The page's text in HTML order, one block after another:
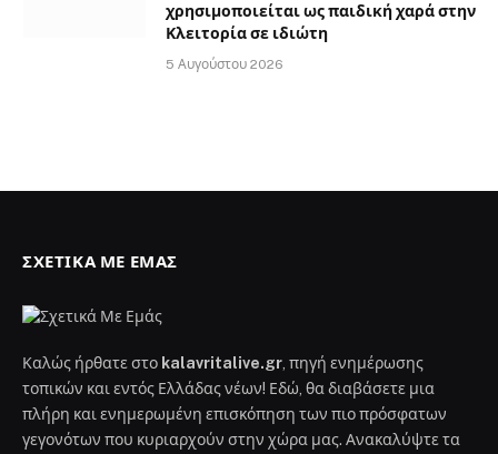
χρησιμοποιείται ως παιδική χαρά στην
Κλειτορία σε ιδιώτη
5 Αυγούστου 2026
ΣΧΕΤΙΚΆ ΜΕ ΕΜΆΣ
Καλώς ήρθατε στο kalavritalive.gr , πηγή ενημέρωσης
τοπικών και εντός Ελλάδας νέων! Εδώ, θα διαβάσετε μια
πλήρη και ενημερωμένη επισκόπηση των πιο πρόσφατων
γεγονότων που κυριαρχούν στην χώρα μας. Ανακαλύψτε τα